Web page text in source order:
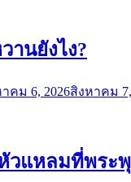
านยังไง?
คม 6, 2026สิงหาคม
วแหลมที่พระ